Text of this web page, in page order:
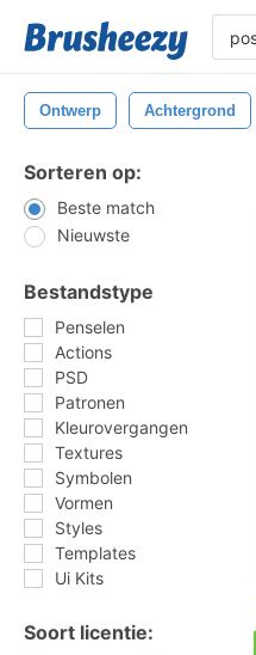
Ontwerp Achtergrond
Sorteren op:
Beste match
Nieuwste
Bestandstype
Penselen
Actions
PSD
Patronen
Kleurovergangen
Textures
Symbolen
Vormen
Styles
Templates
Ui Kits
Soort licentie: